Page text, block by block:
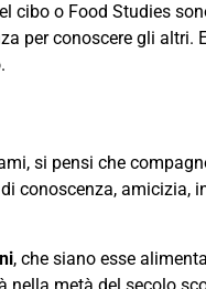
cibo o Food Studies
per conoscere gli altri.
si pensi che
conoscenza, amicizia,
, che siano esse